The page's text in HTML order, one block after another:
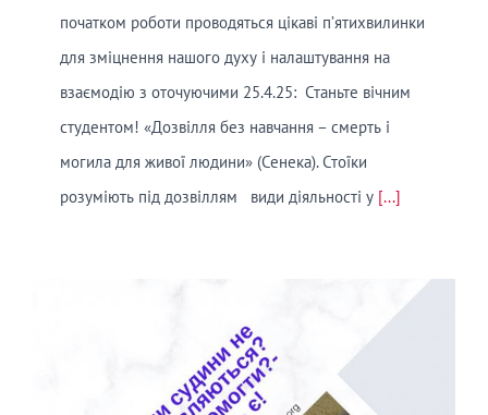
початком роботи проводяться цікаві п’ятихвилинки
для зміцнення нашого духу і налаштування на
взаємодію з оточуючими 25.4.25: Станьте вічним
студентом! «Дозвілля без навчання – смерть і
могила для живої людини» (Сенека). Стоїки
розуміють під дозвіллям види діяльності у [...]